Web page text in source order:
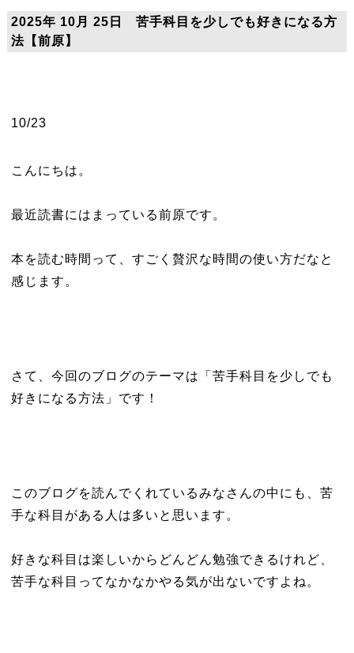
2025年 10月 25日 苦手科目を少しでも好きになる方
法【前原】
10/23
こんにちは。
最近読書にはまっている前原です。
本を読む時間って、すごく贅沢な時間の使い方だなと
感じます。
さて、今回のブログのテーマは「苦手科目を少しでも
好きになる方法」です！
このブログを読んでくれているみなさんの中にも、苦
手な科目がある人は多いと思います。
好きな科目は楽しいからどんどん勉強できるけれど、
苦手な科目ってなかなかやる気が出ないですよね。